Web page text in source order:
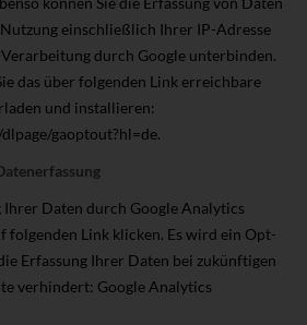
einschließlich Ihrer IP-Adresse
durch Google unterbinden.
das über folgenden Link erreichbare
und installieren:
gaoptout?hl=de.
Ihrer Daten durch Google Analytics
folgenden Link klicken. Es wird ein Opt-
Erfassung Ihrer Daten bei zukünftigen
verhindert: Google Analytics